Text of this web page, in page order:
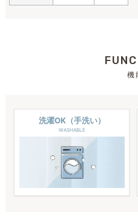
機
洗濯OK（手洗い）
WASHABLE